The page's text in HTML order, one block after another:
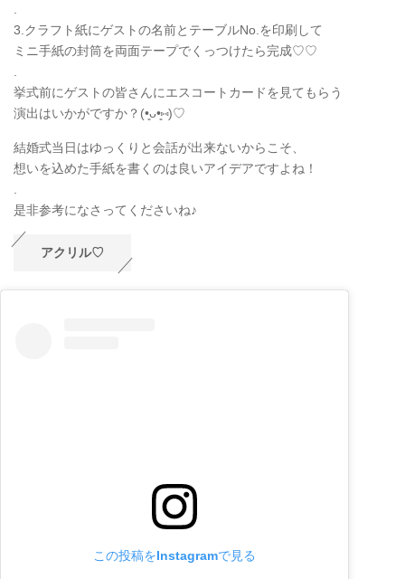
3.クラフト紙にゲストの名前とテーブルNo.を印刷して
ミニ手紙の封筒を両面テープでくっつけたら完成♡♡
挙式前にゲストの皆さんにエスコートカードを見てもらう
演出はいかがですか？(•͈ᴗ•͈⑅)♡
結婚式当日はゆっくりと会話が出来ないからこそ、
想いを込めた手紙を書くのは良いアイデアですよね！
是非参考になさってくださいね♪
アクリル♡
この投稿をInstagramで見る